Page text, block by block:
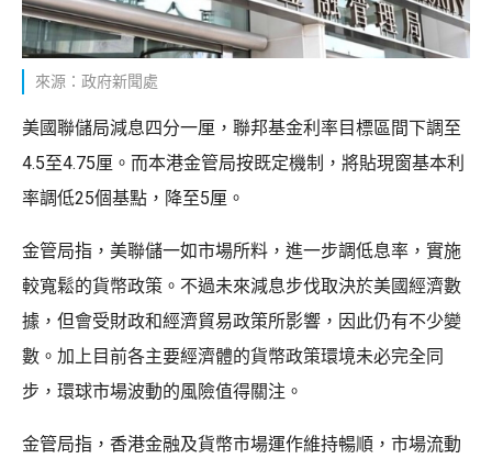
來源：政府新聞處
美國聯儲局減息四分一厘，聯邦基金利率目標區間下調至
4.5至4.75厘。而本港金管局按既定機制，將貼現窗基本利
率調低25個基點，降至5厘。
金管局指，美聯儲一如市場所料，進一步調低息率，實施
較寬鬆的貨幣政策。不過未來減息步伐取決於美國經濟數
據，但會受財政和經濟貿易政策所影響，因此仍有不少變
數。加上目前各主要經濟體的貨幣政策環境未必完全同
步，環球市場波動的風險值得關注。
金管局指，香港金融及貨幣市場運作維持暢順，市場流動